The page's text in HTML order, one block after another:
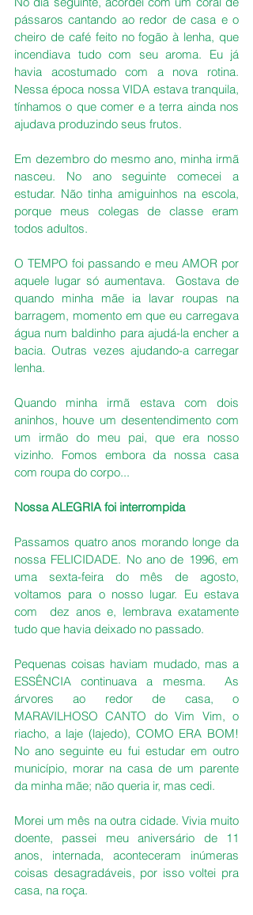
pássaros cantando ao redor de casa e o
cheiro de café feito no fogão à lenha, que
incendiava tudo com seu aroma. Eu já
havia acostumado com a nova rotina.
Nessa época nossa VIDA estava tranquila,
tínhamos o que comer e a terra ainda nos
ajudava produzindo seus frutos.
Em dezembro do mesmo ano, minha irmã
nasceu. No ano seguinte comecei a
estudar. Não tinha amiguinhos na escola,
porque meus colegas de classe eram
todos adultos.
O TEMPO foi passando e meu AMOR por
aquele lugar só aumentava.  Gostava de
quando minha mãe ia lavar roupas na
barragem, momento em que eu carregava
água num baldinho para ajudá-la encher a
bacia. Outras vezes ajudando-a carregar
lenha.
Quando minha irmã estava com dois
aninhos, houve um desentendimento com
um irmão do meu pai, que era nosso
vizinho. Fomos embora da nossa casa
com roupa do corpo...
Nossa ALEGRIA foi interrompida
Passamos quatro anos morando longe da
nossa FELICIDADE. No ano de 1996, em
uma sexta-feira do mês de agosto,
voltamos para o nosso lugar. Eu estava
com  dez anos e, lembrava exatamente
tudo que havia deixado no passado.
Pequenas coisas haviam mudado, mas a
ESSÊNCIA continuava a mesma.  As
árvores ao redor de casa, o
MARAVILHOSO CANTO do Vim Vim, o
riacho, a laje (lajedo), COMO ERA BOM!
No ano seguinte eu fui estudar em outro
município, morar na casa de um parente
da minha mãe; não queria ir, mas cedi.
Morei um mês na outra cidade. Vivia muito
doente, passei meu aniversário de 11
anos, internada, aconteceram inúmeras
coisas desagradáveis, por isso voltei pra
casa, na roça.